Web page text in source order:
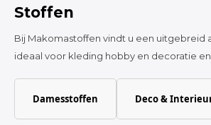
Katoen
Stoffen
Bij Makomastoffen vindt u een uitgebreid
ideaal voor kleding hobby en decoratie
Damesstoffen Deco &